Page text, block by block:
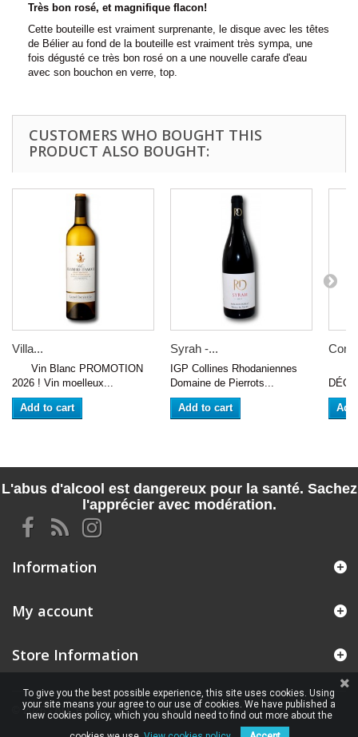
Très bon rosé, et magnifique flacon!
Cette bouteille est vraiment surprenante, le disque avec les têtes
de Bélier au fond de la bouteille est vraiment très sympa, une
fois dégusté ce très bon rosé on a une nouvelle carafe d'eau
avec son bouchon en verre, top.
CUSTOMERS WHO BOUGHT THIS
PRODUCT ALSO BOUGHT:
Villa...
Vin Blanc PROMOTION
2026 ! Vin moelleux...
Add to cart
Syrah -...
IGP Collines Rhodaniennes
Domaine de Pierrots...
Add to cart
L'abus d'alcool est dangereux pour la santé. Sachez
l'apprécier avec modération.
Information
© 2026 - ALL RIGHTS RESERVED VINSOLITE
My account
Store Information
To give you the best possible experience, this site uses cookies. Using
your site means your agree to our use of cookies. We have published a
new cookies policy, which you should need to find out more about the